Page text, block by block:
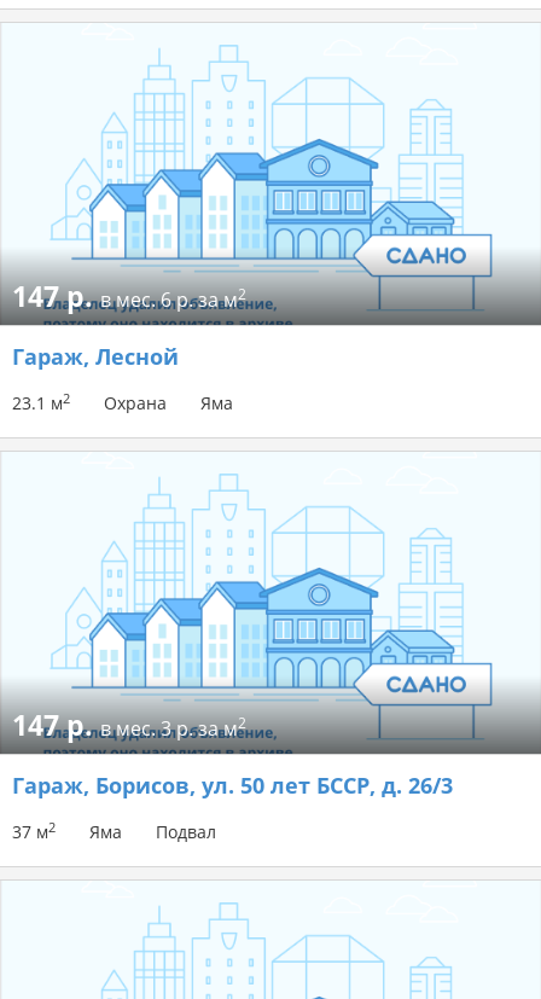
147 р.в мес.6 р. за м2
Гараж, Лесной
23.1 м2 Охрана Яма
147 р.в мес.3 р. за м2
Гараж, Борисов, ул. 50 лет БССР, д. 26/3
37 м2 Яма Подвал